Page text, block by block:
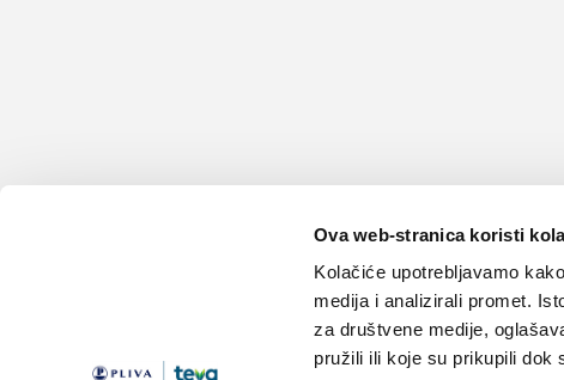
Ova web-stranica koristi
Kolačiće upotrebljavamo
medija i analizirali promet.
za društvene medije,
pružili ili koje su prikupili dok